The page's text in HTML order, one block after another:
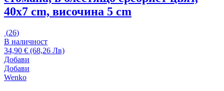
40x7 cm, височина 5 cm
(26)
В наличност
34,90 € (68,26 Лв)
Добави
Добави
Wenko